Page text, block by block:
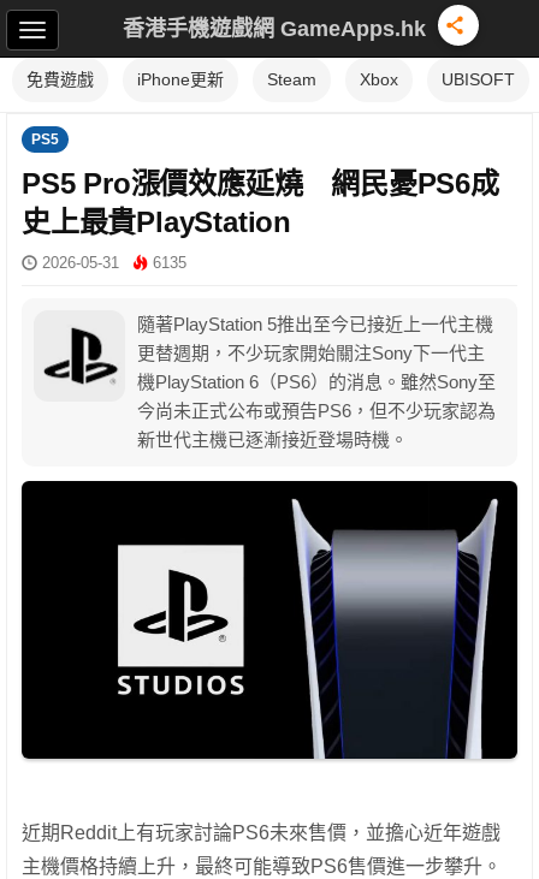
香港手機遊戲網 GameApps.hk
免費遊戲 iPhone更新 Steam Xbox UBISOFT
PS5
PS5 Pro漲價效應延燒 網民憂PS6成
史上最貴PlayStation
2026-05-31 6135
隨著PlayStation 5推出至今已接近上一代主機
更替週期，不少玩家開始關注Sony下一代主
機PlayStation 6（PS6）的消息。雖然Sony至
今尚未正式公布或預告PS6，但不少玩家認為
新世代主機已逐漸接近登場時機。
近期Reddit上有玩家討論PS6未來售價，並擔心近年遊戲
主機價格持續上升，最終可能導致PS6售價進一步攀升。